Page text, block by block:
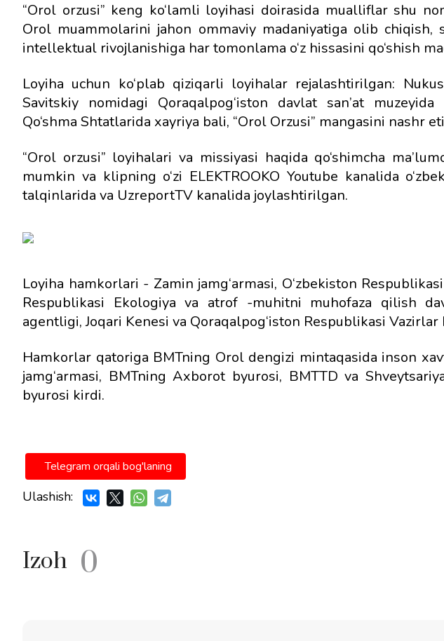
“Orol orzusi” keng ko‘lamli loyihasi doirasida mualliflar shu
Orol muammolarini jahon ommaviy madaniyatiga olib chiqish,
intellektual rivojlanishiga har tomonlama o‘z hissasini qo‘shish
Loyiha uchun ko‘plab qiziqarli loyihalar rejalashtirilgan:
Savitskiy nomidagi Qoraqalpog‘iston davlat san’at muzeyida
Qo‘shma Shtatlarida xayriya bali, “Orol Orzusi” mangasini nashr
“Orol orzusi” loyihalari va missiyasi haqida qo‘shimcha
mumkin va klipning o‘zi ELEKTROOKO Youtube kanalida
talqinlarida va UzreportTV kanalida joylashtirilgan.
Loyiha hamkorlari - Zamin jamg‘armasi, O‘zbekiston
Respublikasi Ekologiya va atrof -muhitni muhofaza qilish
agentligi, Joqari Kenesi va Qoraqalpog‘iston Respublikasi Vazirlar
Hamkorlar qatoriga BMTning Orol dengizi mintaqasida inson
jamg‘armasi, BMTning Axborot byurosi, BMTTD va
byurosi kirdi.
Telegram orqali bog'laning
Ulashish:
Izoh 0